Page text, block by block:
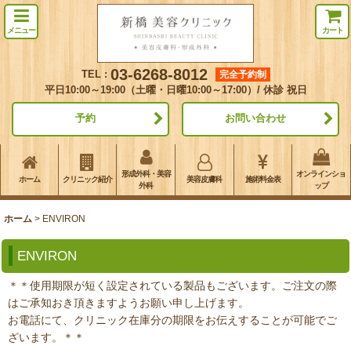
メニュー
TEL : 03-6268-8012
完全予約制
平日10:00～19:00（土曜・日曜10:00～17:00）/ 休診 祝日
予約 お問い合わせ
カート
ホーム クリニック紹介
形成外科・美容
外科
美容皮膚科 施術料金表
オンラインショ
ップ
ホーム > ENVIRON
ENVIRON
＊＊使用期限が短く設定されている製品もございます。ご注文の際
はご承知おき頂きますようお願い申し上げます。
お電話にて、クリニック在庫分の期限をお伝えすることが可能でご
ざいます。＊＊